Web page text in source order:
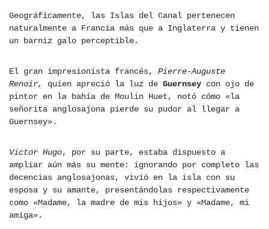
Geográficamente, las Islas del Canal pertenecen
naturalmente a Francia más que a Inglaterra y tienen
un barniz galo perceptible.
El gran impresionista francés, Pierre-Auguste
Renoir,
quien apreció la luz de Guernsey con ojo de
pintor en la bahía de Moulin Huet, notó cómo «la
señorita anglosajona pierde su pudor al llegar a
Guernsey».
Victor Hugo, por su parte, estaba dispuesto a
ampliar aún más su mente: ignorando por completo las
decencias anglosajonas, vivió en la isla con su
esposa y su amante, presentándolas respectivamente
como «Madame, la madre de mis hijos» y «Madame, mi
amiga».